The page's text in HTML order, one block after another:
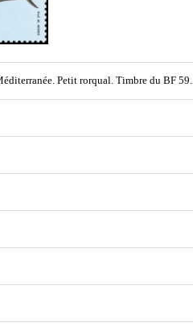
Petit rorqual. Timbre du BF 59.